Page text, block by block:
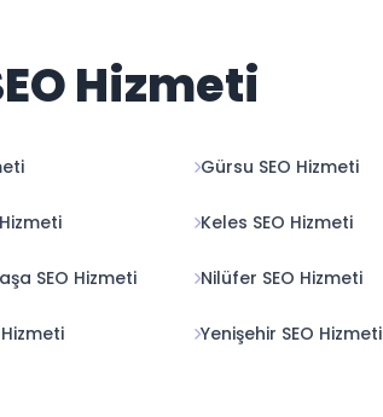
Hizmeti
Gürsu SEO Hizmeti
Keles SEO Hizmeti
SEO Hizmeti Nilüfer SEO Hizmeti
Yenişehir SEO Hizmeti